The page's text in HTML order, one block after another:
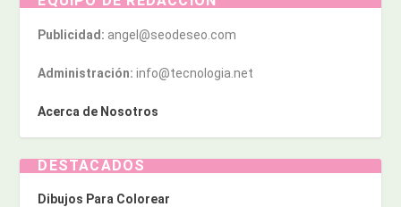
Publicidad: angel@seodeseo.com
Administración: info@tecnologia.net
Acerca de Nosotros
DESTACADOS
Dibujos Para Colorear